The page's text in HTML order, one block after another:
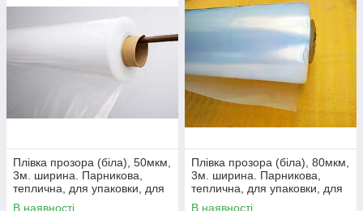
Плівка прозора (біла), 50мкм,
3м. ширина. Парникова,
теплична, для упаковки, для
вікон
В наявності
Плівка прозора (біла), 80мкм,
3м. ширина. Парникова,
теплична, для упаковки, для
вікон
В наявності